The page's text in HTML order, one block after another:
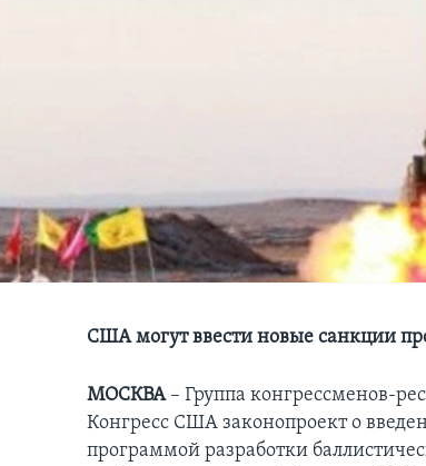
США могут ввести новые санкции
МОСКВА– Группа конгрессменов-
Конгресс США законопроект о
программой разработки